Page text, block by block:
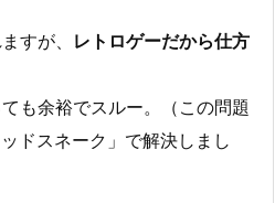
すが、 レトロゲーだから仕方
も余裕でスルー。（この問題
ドスネーク」で解決しまし